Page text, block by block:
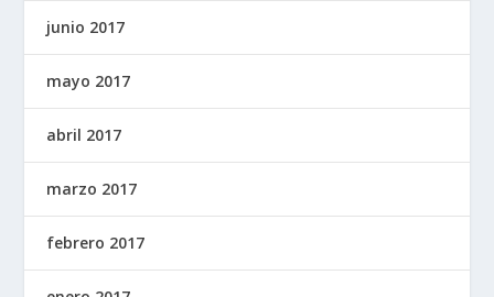
junio 2017
mayo 2017
abril 2017
marzo 2017
febrero 2017